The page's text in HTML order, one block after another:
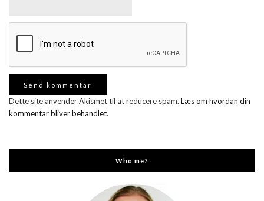
Dette site anvender Akismet til at reducere spam. Læs om hvordan din
kommentar bliver behandlet.
Who me?